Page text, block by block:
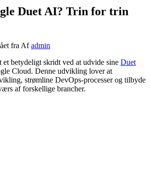
Duet AI? Trin for trin
fra Af admin
et betydeligt skridt ved at udvide sine Duet
Cloud. Denne udvikling lover at
strømline DevOps-processer og tilbyde
af forskellige brancher.